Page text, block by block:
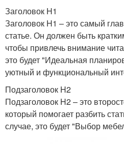
Заголовок H1
Заголовок H1 – это самый
статье. Он должен быть
чтобы привлечь внимание
это будет "Идеальная
уютный и функциональный
Подзаголовок H2
Подзаголовок H2 – это
который помогает разбить
случае, это будет "Выбор